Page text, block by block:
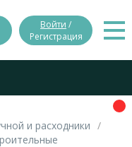
Войти /
Регистрация
и расходники